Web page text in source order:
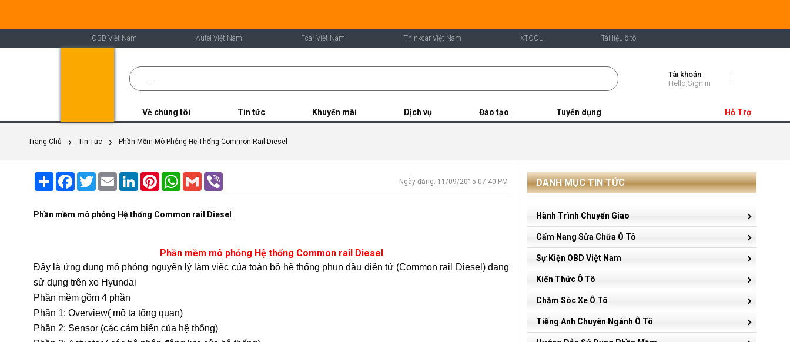
OBD Việt Nam Autel Việt Nam Fcar Việt Nam Thinkcar Việt Nam XTOOL Tài liệu ô tô
Tài khoản
Hello,Sign in
Hỗ Trợ
Về chúng tôi Tin tức Khuyến mãi Dịch vụ Đào tạo Tuyển dụng
Trang Chủ Tin Tức Phần Mềm Mô Phỏng Hệ Thống Common Rail Diesel
Share Facebook
TwitterEmail LinkedInPinterestWhatsApp
Gmail Ngày đăng: 11/09/2015 07:40 PM
Phần mềm mô phỏng Hệ thống Common rail Diesel
Phần mềm mô phỏng Hệ thống Common rail Diesel
Đây là ứng dụng mô phỏng nguyên lý làm việc của toàn bộ hệ thống phun dầu điện tử (Common rail Diesel) đang
sử dụng trên xe Hyundai
Phần mềm gồm 4 phần
Phần 1: Overview( mô ta tổng quan)
Phần 2: Sensor (các cảm biến của hệ thống)
DANH MỤC TIN TỨC
Hành Trình Chuyển Giao
Cẩm Nang Sửa Chữa Ô Tô
Sự Kiện OBD Việt Nam
Kiến Thức Ô Tô
Chăm Sóc Xe Ô Tô
Tiếng Anh Chuyên Ngành Ô Tô